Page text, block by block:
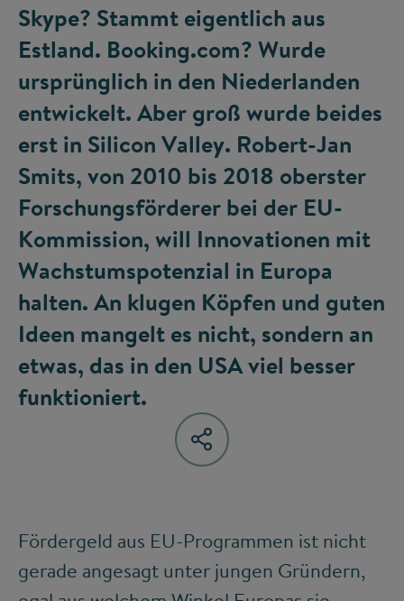
Skype? Stammt eigentlich aus
Estland. Booking.com? Wurde
ursprünglich in den Niederlanden
entwickelt. Aber groß wurde beides
erst in Silicon Valley. Robert-Jan
Smits, von 2010 bis 2018 oberster
Forschungsförderer bei der EU-
Kommission, will Innovationen mit
Wachstumspotenzial in Europa
halten. An klugen Köpfen und guten
Ideen mangelt es nicht, sondern an
etwas, das in den USA viel besser
funktioniert.
Fördergeld aus EU-Programmen ist nicht
gerade angesagt unter jungen Gründern,